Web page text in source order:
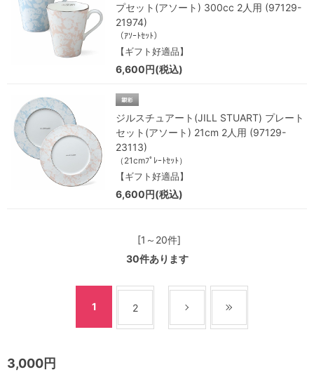
プセット(アソート) 300cc 2人用 (97129-
21974)
（ｱｿｰﾄｾｯﾄ）
【ギフト好適品】
6,600円(税込)
ジルスチュアート(JILL STUART) プレート
セット(アソート) 21cm 2人用 (97129-
23113)
（21cmﾌﾟﾚｰﾄｾｯﾄ）
【ギフト好適品】
6,600円(税込)
[1～20件]
30件あります
1 2
3,000円